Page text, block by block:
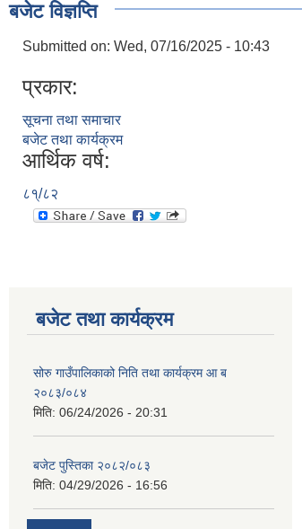
बजेट विज्ञप्ति
Submitted on: Wed, 07/16/2025 - 10:43
प्रकार:
सूचना तथा समाचार
बजेट तथा कार्यक्रम
आर्थिक वर्ष:
८१्/८२
बजेट तथा कार्यक्रम
सोरु गाउँपालिकाको निति तथा कार्यक्रम आ ब
२०८३/०८४
मिति: 06/24/2026 - 20:31
बजेट पुस्तिका २०८२/०८३
मिति: 04/29/2026 - 16:56